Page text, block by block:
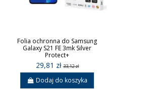
Folia ochronna do Samsung
Galaxy S21 FE 3mk Silver
Protect+
29,81 zł33,12 zł
Dodaj do koszyka